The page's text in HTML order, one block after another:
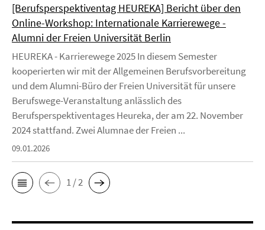
[Berufsperspektiventag HEUREKA] Bericht über den
Online-Workshop: Internationale Karrierewege -
Alumni der Freien Universität Berlin
HEUREKA - Karrierewege 2025 In diesem Semester
kooperierten wir mit der Allgemeinen Berufsvorbereitung
und dem Alumni-Büro der Freien Universität für unsere
Berufswege-Veranstaltung anlässlich des
Berufsperspektiventages Heureka, der am 22. November
2024 stattfand. Zwei Alumnae der Freien ...
09.01.2026
1 / 2